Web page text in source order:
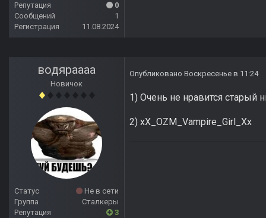
Репутация
0
Сообщений
1
Регистрация
11.08.2024
водяраааа
Новичок
Статус
Не в сети
Группа
Сталкеры
Репутация
3
Опубликовано Воскресенье в 11:24
1) Очень не нравится старый
2) xX_OZM_Vampire_Girl_Xx